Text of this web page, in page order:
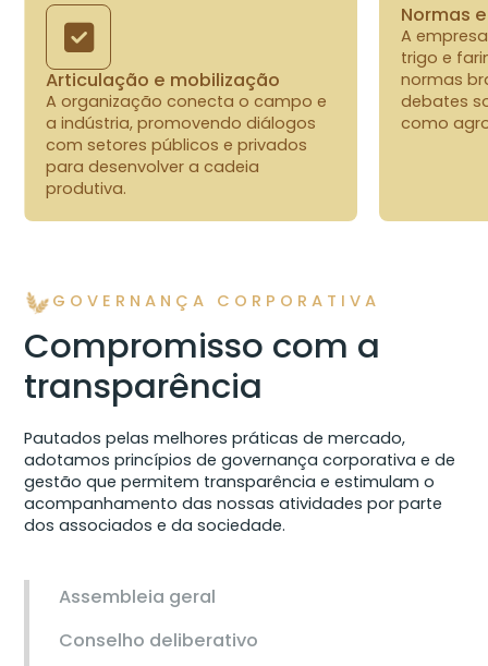
Articulação e mobilização
A organização conecta o campo e
a indústria, promovendo diálogos
com setores públicos e privados
para desenvolver a cadeia
produtiva.
Normas
A
trigo e
normas
debates
como
GOVERNANÇA CORPORATIVA
Compromisso com a
transparência
Pautados pelas melhores práticas de mercado,
adotamos princípios de governança corporativa e de
gestão que permitem transparência e estimulam o
acompanhamento das nossas atividades por parte
dos associados e da sociedade.
Assembleia geral
Conselho deliberativo